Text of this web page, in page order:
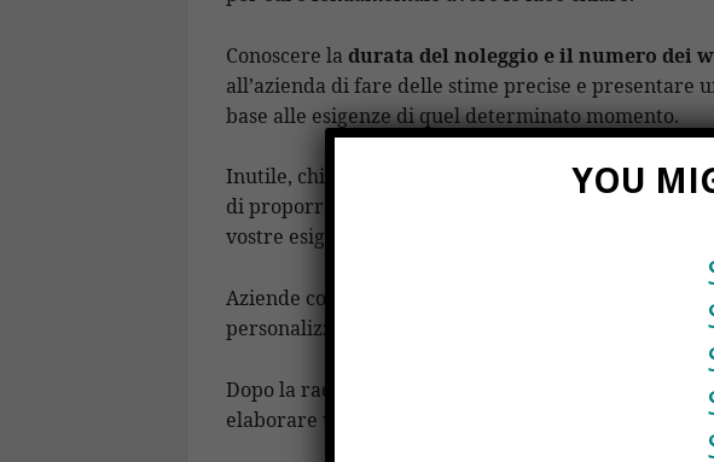
Conoscere la durata del noleggio e il numero dei
all’azienda di fare delle stime precise e presentare
base alle esigenze di quel determinato momento.
Inutile, chiedere un preventivo generico
di proporre i vari pacchetti che potrebbero non
vostre esigenze.
Aziende come
offrono un servizio di
personalizzato, con preventivi basati sulle reali
Dopo la raccolta delle informazioni, professionisti
elaborare un preventivo al miglior prezzo sul
YOU